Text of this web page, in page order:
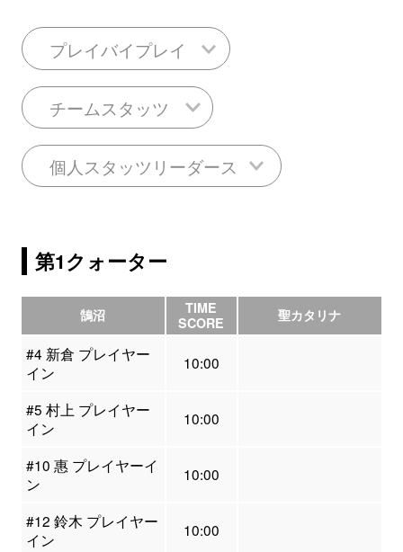
プレイバイプレイ
チームスタッツ
個人スタッツリーダース
第1クォーター
鵠沼
TIME
SCORE
聖カタリナ
#4 新倉 プレイヤー
イン
10:00
#5 村上 プレイヤー
イン
10:00
#10 惠 プレイヤーイ
ン
10:00
#12 鈴木 プレイヤー
イン
10:00